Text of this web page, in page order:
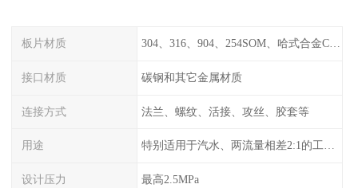
板片材质 304、316、904、254SOM、哈式合金C-276、TA1等
接口材质 碳钢和其它金属材质
连接方式 法兰、螺纹、活接、攻丝、胶套等
用途 特别适用于汽水、两流量相差2:1的工况换热。
设计压力 最高2.5MPa